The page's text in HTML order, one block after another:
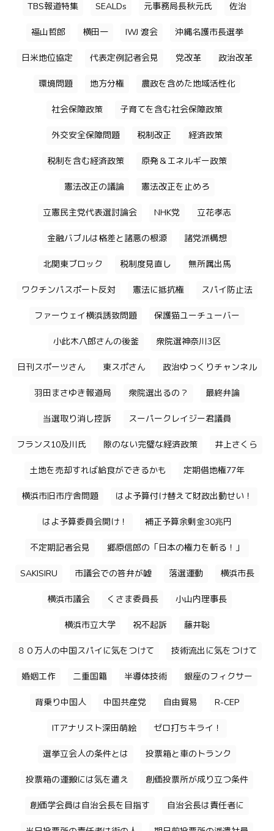
TBS報道特集 SEALDs 元事務局長秋元氏 佐治
福山哲郎 横田一 IWJ 渡会 沖縄名護市長選挙
日米地位協定 代表定例記者会見 党改革 政治改革
環境問題 地方分権 農政を含めた地域活性化
社会保障政策 子育てを含む社会保障政策
外交安全保障問題 税制改正 経済政策
税制を含む経済政策 原発＆エネルギー政策
憲法改正の議論 憲法改正を止めろ
立憲民主党代表選討論会 NHK党 立花孝志
金融バブルは格差と諸悪の根源 諸党派構想
北関東ブロック 税制度見直し 無所属出馬
ワクチンパスポート反対 憲法に抵抗権 スパイ防止法
ファーウェイ横浜誘致問題 保護猫ユーチューバー
小此木八郎さんの後釜 衆院選神奈川3区
日刊スポーツさん 東スポさん 政治ゆっくりチャンネル
羽田まさゆき報道局 衆院選出るの？ 最終弁論
当選取り消し控訴 スーパークレイジー君議員
フランス10及川氏 隙のない完璧な経済政策 井上さくら
土地を売却すれば給食ができるかも 定期借地権77年
横浜市旧市庁舎問題 はよ予算付け替えて財政出動せい！
はよ予算委員会開け！ 補正予算余剰金30兆円
不定期記者会見 郷原信郎の「日本の権力を斬る！」
SAKISIRU 市議会での答弁が嘘 落選運動 横浜市長
横浜市議会 くさま委員長 小山内理事長
横浜市立大学 祝不起訴 藤井聡
８０万人の中国スパイに気をつけて 技術流出に気をつけて
婚姻工作 二重国籍 半導体技術 銀座のフィクサー
背乗り中国人 中国共産党 自由貿易 R-CEP
ITアナリスト深田萌絵 ゼロ打ちキライ！
選挙立会人の条件とは 投票箱と車のトランク
投票箱の運搬には気を遣え 創価投票所が成り立つ条件
創価学会員は自治会長を目指す 自治会長は責任者に